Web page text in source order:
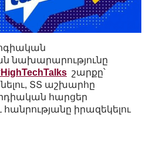
նախարարությունը
շարքը՝
ՏՏ աշխարհը
հարցեր
իրազեկելու